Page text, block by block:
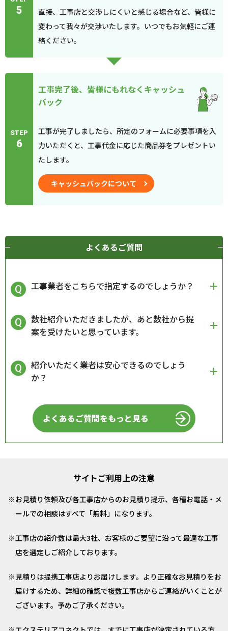
5
直接、工事店と交渉しにくいと感じる場合など、皆様に
変わって我々が交渉いたします。いつでもお気軽にご連
絡ください。
STEP
6
工事完了後、皆様にもれなくキャッシュ
バック
工事が完了しましたら、所定のフォームに必要事項を入
力いただくと、工事代金に応じた商品券をプレゼントい
たします。
キャッシュバックについて
よくあるご質問
工事業者をこちらで指定するのでしょうか？
数社紹介いただきましたが、あと数社から提
案を受けたいと思っています。
紹介いただく業者は安心できるのでしょう
か？
よくあるご質問をもっと見る
サイトご利用上の注意
お見積り依頼及び各工事店からのお見積り提示、各種お電話・メ
ールでの相談はすべて「無料」になります。
工事店の紹介数は最大3社、お客様のご要望に沿って最適な工事
店を選定しご紹介しております。
見積りは提携工事店よりお届けします。より正確なお見積りをお
届けするため、詳細の確認で複数工事店からご連絡がいくことが
ございます。予めご了承ください。